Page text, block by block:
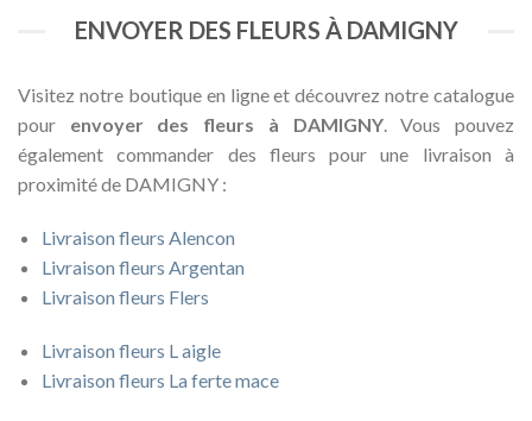
ENVOYER DES FLEURS À DAMIGNY
Visitez notre boutique en ligne et découvrez notre catalogue
pour envoyer des fleurs à DAMIGNY. Vous pouvez
également commander des fleurs pour une livraison à
proximité de DAMIGNY :
Livraison fleurs Alencon
Livraison fleurs Argentan
Livraison fleurs Flers
Livraison fleurs L aigle
Livraison fleurs La ferte mace